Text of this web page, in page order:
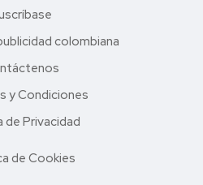
colombiana
y Condiciones
de Privacidad
de Cookies